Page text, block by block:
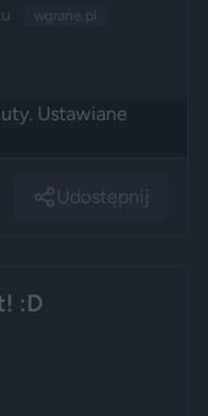
wgrane.pl
Udostępnij
:D